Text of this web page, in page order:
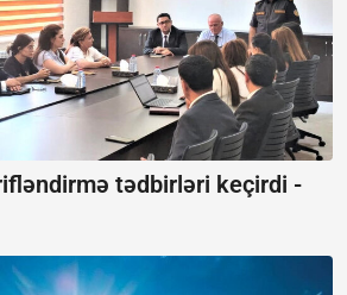
tədbirləri keçirdi -